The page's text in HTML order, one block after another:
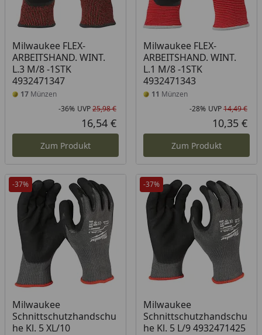
Milwaukee FLEX-
ARBEITSHAND. WINT.
L.3 M/8 -1STK
4932471347
17 Münzen
Rabatt in Prozent
-36%
Ursprünglicher Preis
UVP25,98 €
Aktueller Preis
16,54 €
Zum Produkt
Milwaukee FLEX-
ARBEITSHAND. WINT.
L.1 M/8 -1STK
4932471343
11 Münzen
-28% UVP14,49 €
10,35 €
Zum Produkt
-37%
Milwaukee
Schnittschutzhandschu
he Kl. 5 XL/10
-37%
Milwaukee
Schnittschutzhandschu
he Kl. 5 L/9 4932471425